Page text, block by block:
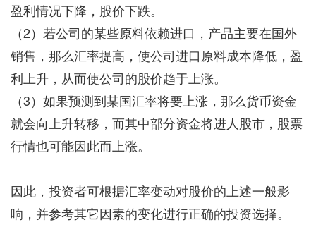
盈利情况下降，股价下跌。
（2）若公司的某些原料依赖进口，产品主要在国外
销售，那么汇率提高，使公司进口原料成本降低，盈
利上升，从而使公司的股价趋于上涨。
（3）如果预测到某国汇率将要上涨，那么货币资金
就会向上升转移，而其中部分资金将进人股市，股票
行情也可能因此而上涨。
因此，投资者可根据汇率变动对股价的上述一般影
响，并参考其它因素的变化进行正确的投资选择。